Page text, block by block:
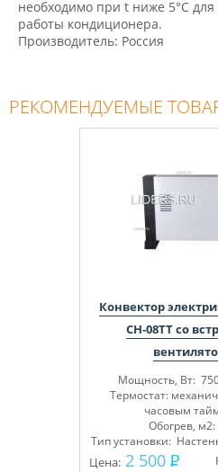
необходимо при t ниже 5°С
работы кондиционера.
Производитель: Россия
РЕКОМЕНДУЕМЫЕ
Конвектор
CH-08TT со
Мощность, Вт:
Термостат:
часовым
Обогрев, м2:
Тип установки:
Цена: 2 500